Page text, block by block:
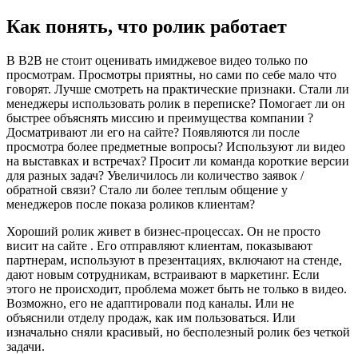
Как понять, что ролик работает
В B2B не стоит оценивать имиджевое видео только по
просмотрам. Просмотры приятны, но сами по себе мало что
говорят. Лучше смотреть на практические признаки. Стали ли
менеджеры использовать ролик в переписке? Помогает ли он
быстрее объяснять миссию и преимущества компании ?
Досматривают ли его на сайте? Появляются ли после
просмотра более предметные вопросы? Используют ли видео
на выставках и встречах? Просит ли команда короткие версии
для разных задач? Увеличилось ли количество заявок /
обратной связи? Стало ли более теплым общение у
менеджеров после показа роликов клиентам?
Хороший ролик живет в бизнес-процессах. Он не просто
висит на сайте . Его отправляют клиентам, показывают
партнерам, используют в презентациях, включают на стенде,
дают новым сотрудникам, встраивают в маркетинг. Если
этого не происходит, проблема может быть не только в видео.
Возможно, его не адаптировали под каналы. Или не
объяснили отделу продаж, как им пользоваться. Или
изначально сняли красивый, но бесполезный ролик без четкой
задачи.